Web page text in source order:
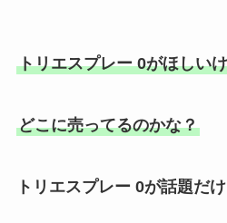
トリエスプレー 0がほしい
どこに売ってるのかな？
トリエスプレー 0が話題だけ